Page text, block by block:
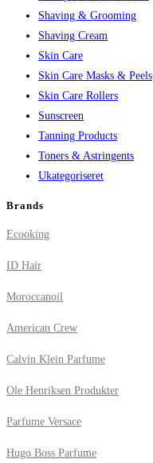
Shaving & Grooming
Shaving Cream
Skin Care
Skin Care Masks & Peels
Skin Care Rollers
Sunscreen
Tanning Products
Toners & Astringents
Ukategoriseret
Brands
Ecooking
ID Hair
Moroccanoil
American Crew
Calvin Klein Parfume
Ole Henriksen Produkter
Parfume Versace
Hugo Boss Parfume